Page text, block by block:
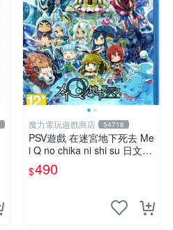
魔力電玩遊戲商店 54716
PSV遊戲 在迷宮地下死去 Me
i Q no chika ni shi su 日文亞
版 【板橋魔力】
$490